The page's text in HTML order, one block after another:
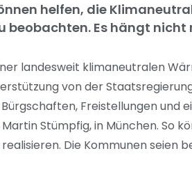
helfen, die
beobachten. Es hängt nicht
landesweit klimaneutralen
von der
Freistellungen und
Stümpfig, in München. So
Die Kommunen seien